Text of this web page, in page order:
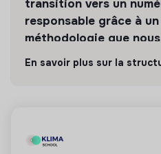
transition vers un
responsable grâce à
méthodologie que
(IT-Score) et qui
En savoir plus sur la